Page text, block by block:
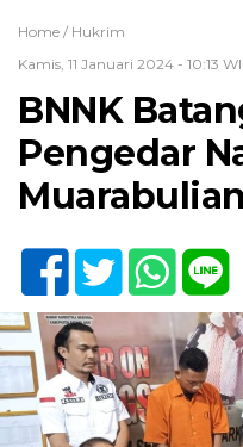
Home / Hukrim
Kamis, 11 Januari 2024 - 10:13
BNNK
Pengedar
Muarabulian